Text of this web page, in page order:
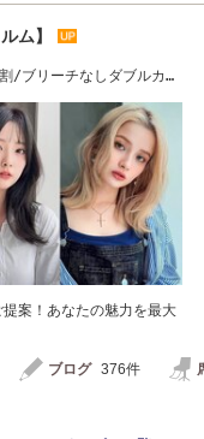
ム】
ブリーチなしダブルカラ
案！あなたの魅力を最大
ブログ 376件